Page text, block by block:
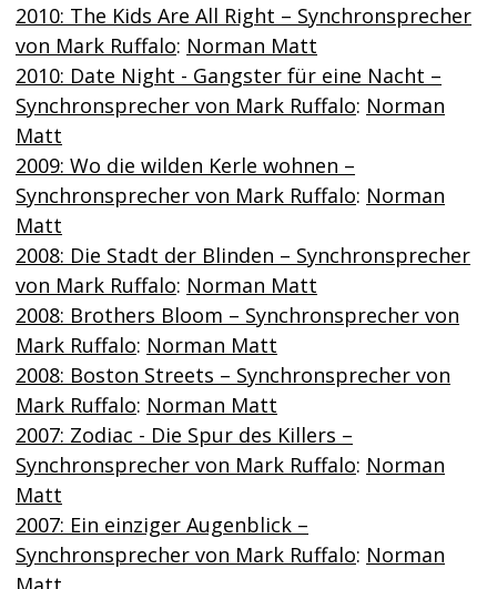
2010: The Kids Are All Right – Synchronsprecher
von Mark Ruffalo: Norman Matt
2010: Date Night - Gangster für eine Nacht –
Synchronsprecher von Mark Ruffalo: Norman
Matt
2009: Wo die wilden Kerle wohnen –
Synchronsprecher von Mark Ruffalo: Norman
Matt
2008: Die Stadt der Blinden – Synchronsprecher
von Mark Ruffalo: Norman Matt
2008: Brothers Bloom – Synchronsprecher von
Mark Ruffalo: Norman Matt
2008: Boston Streets – Synchronsprecher von
Mark Ruffalo: Norman Matt
2007: Zodiac - Die Spur des Killers –
Synchronsprecher von Mark Ruffalo: Norman
Matt
2007: Ein einziger Augenblick –
Synchronsprecher von Mark Ruffalo: Norman